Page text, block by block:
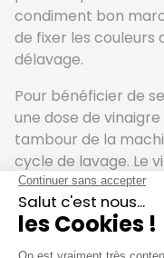
condiment bon
de fixer les couleurs
délavage.
Pour bénéficier de
une dose de
tambour de la
cycle de lavage. Le
unagent fixateur,
pigments et à
Pour les vêtements